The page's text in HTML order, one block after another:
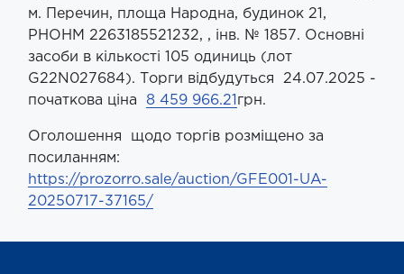
м. Перечин, площа Народна, будинок 21,
РНОНМ 2263185521232, , інв. № 1857. Основні
засоби в кількості 105 одиниць (лот
G22N027684). Торги відбудуться 24.07.2025 -
початкова ціна 8 459 966.21 грн.
Оголошення щодо торгів розміщено за
посиланням:
https://prozorro.sale/auction/GFE001-UA-
20250717-37165/